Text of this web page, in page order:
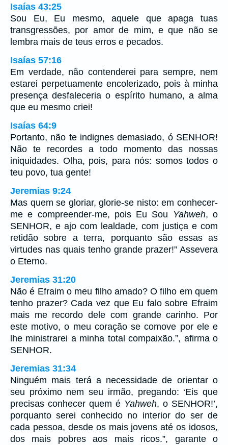
Isaías 43:25
Sou Eu, Eu mesmo, aquele que apaga tuas
transgressões, por amor de mim, e que não se
lembra mais de teus erros e pecados.
Isaías 57:16
Em verdade, não contenderei para sempre, nem
estarei perpetuamente encolerizado, pois à minha
presença desfaleceria o espírito humano, a alma
que eu mesmo criei!
Isaías 64:9
Portanto, não te indignes demasiado, ó SENHOR!
Não te recordes a todo momento das nossas
iniquidades. Olha, pois, para nós: somos todos o
teu povo, tua gente!
Jeremias 9:24
Mas quem se gloriar, glorie-se nisto: em conhecer-
me e compreender-me, pois Eu Sou
Yahweh, o
SENHOR, e ajo com lealdade, com justiça e com
retidão sobre a terra, porquanto são essas as
virtudes nas quais tenho grande prazer!” Assevera
o Eterno.
Jeremias 31:20
Não é Efraim o meu filho amado? O filho em quem
tenho prazer? Cada vez que Eu falo sobre Efraim
mais me recordo dele com grande carinho. Por
este motivo, o meu coração se comove por ele e
lhe ministrarei a minha total compaixão.”, afirma o
SENHOR.
Jeremias 31:34
Ninguém mais terá a necessidade de orientar o
seu próximo nem seu irmão, pregando: ‘Eis que
precisas conhecer quem é Yahweh, o SENHOR!’,
porquanto serei conhecido no interior do ser de
cada pessoa, desde os mais jovens até os idosos,
dos mais pobres aos mais ricos.”, garante o